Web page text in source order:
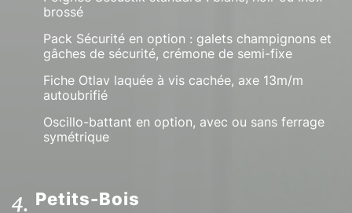
brossé
Pack Sécurité en option : galets champignons et
gâches de sécurité, crémone de semi-fixe
Fiche Otlav laquée à vis cachée, axe 13m/m
autoubrifié
Oscillo-battant en option, avec ou sans ferrage
symétrique
Petits-Bois